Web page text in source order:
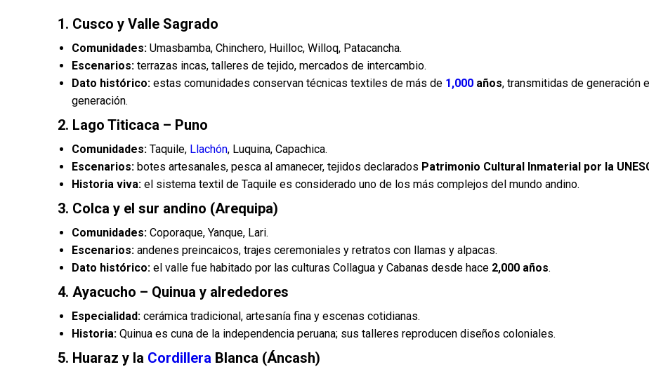
1. Cusco y Valle Sagrado
Comunidades: Umasbamba, Chinchero, Huilloc, Willoq, Patacancha.
Escenarios: terrazas incas, talleres de tejido, mercados de intercambio.
Dato histórico: estas comunidades conservan técnicas textiles de más de 1,000 años, transmitidas de generación
generación.
2. Lago Titicaca – Puno
Comunidades: Taquile, Llachón, Luquina, Capachica.
Escenarios: botes artesanales, pesca al amanecer, tejidos declarados Patrimonio Cultural Inmaterial por la
Historia viva: el sistema textil de Taquile es considerado uno de los más complejos del mundo andino.
3. Colca y el sur andino (Arequipa)
Comunidades: Coporaque, Yanque, Lari.
Escenarios: andenes preincaicos, trajes ceremoniales y retratos con llamas y alpacas.
Dato histórico: el valle fue habitado por las culturas Collagua y Cabanas desde hace 2,000 años.
4. Ayacucho – Quinua y alrededores
Especialidad: cerámica tradicional, artesanía fina y escenas cotidianas.
Historia: Quinua es cuna de la independencia peruana; sus talleres reproducen diseños coloniales.
5. Huaraz y la Cordillera Blanca (Áncash)